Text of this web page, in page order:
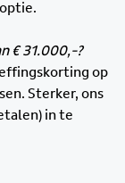
€ 31.000,-?
op
Sterker, ons
in te